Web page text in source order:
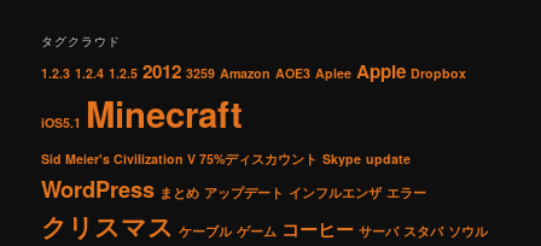
タグクラウド
1.2.3 1.2.4 1.2.5 2012 3259 Amazon AOE3 Aplee Apple Dropbox
iOS5.1 Minecraft
Sid Meier's Civilization V 75%ディスカウント Skype update
WordPress まとめ アップデート インフルエンザ エラー
クリスマス ケーブル ゲーム コーヒー サーバ スタバ ソウル